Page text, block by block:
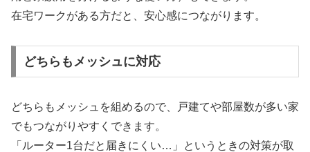
在宅ワークがある方だと、安心感につながります。
どちらもメッシュに対応
どちらもメッシュを組めるので、戸建てや部屋数が多い家
でもつながりやすくできます。
「ルーター1台だと届きにくい…」というときの対策が取